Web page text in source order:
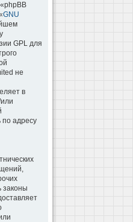
GNU
GPL для
не
в
адресу
законы